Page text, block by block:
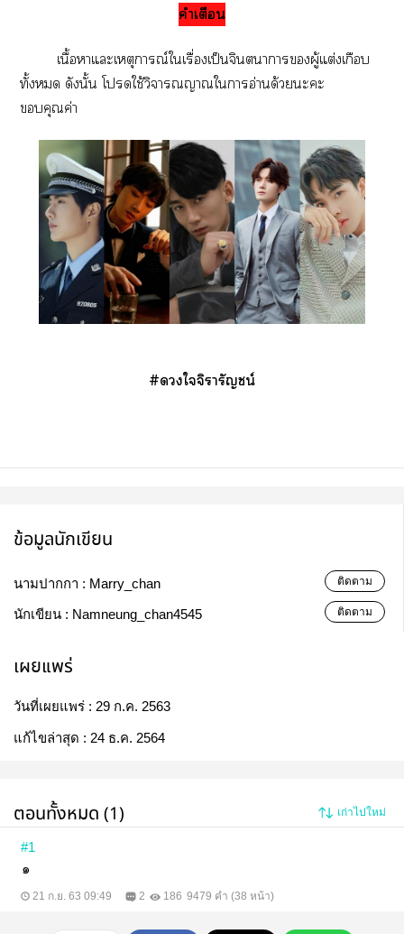
คำเตือน
เนื้อาแะเหตุการณ์ใเรื่องเป็นจินตนาการผู้แต่งเกือบ
ทั้ง ดังนั้น โใช้วิจารณญาณใาอ่านด้วยะะ
คุณค่า
#ใจิารัญชน์
ข้อมูลนักเขียน
นามปากกา : Marry_chan ติดตาม
นักเขียน : Namneung_chan4545 ติดตาม
เผยแพร่
วันที่เผยแพร่ : 29 ก.ค. 2563
แก้ไขล่าสุด : 24 ธ.ค. 2564
ตอนทั้งหมด (1) เก่าไปใหม่
#1
๑
21 ก.ย. 63 09:49 2 186 9479 คำ (38 หน้า)